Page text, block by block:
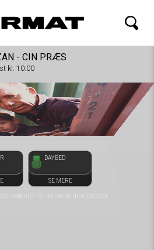
Biograf
- CIN PRÆS
kl. 10:00
DAYBED
SE MERE
nedenfor for at vælge dine pladser
temp 081842